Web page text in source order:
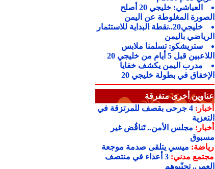
العياشي: خليجي 20 أصلح
الصورة المغلوطة عن اليمن
خليجي20..نقطة البداية للاستثمار
الرياضي باليمن
ستريشكو: تسلمنا ملابس
اللاعبين قبل 5 أيام من خليجي 20
مدرب اليمن يكشف خفايا
الإخفاق في بطولة خليجي 20
عناوين أخرى متفرقة
أخبار:
4 جرحى بقصف للمرتزقة في
التعزية
أخبار: مجلس الأمن.. تَناقُض غير
مسبوق
رياضة: ميسي يتلقى صدمة موجعة
مجتمع مدني:
3 أعداء في منتصف
العمر.. تجنّبوهم